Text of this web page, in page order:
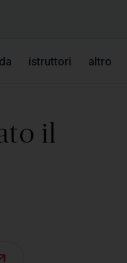
istruttori altro
il